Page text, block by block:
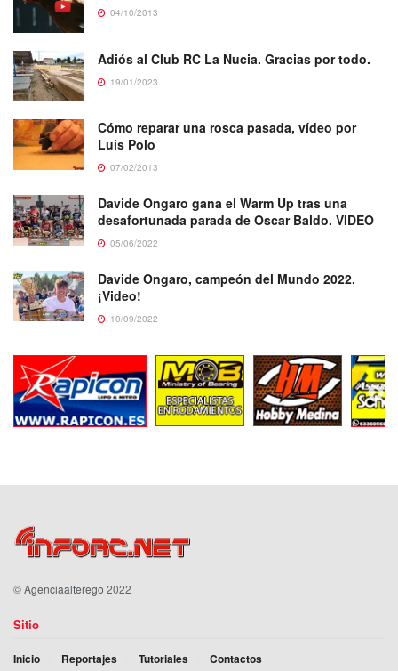
04/10/2013
Adiós al Club RC La Nucia. Gracias por todo.
19/01/2023
Cómo reparar una rosca pasada, vídeo por
Luis Polo
07/02/2013
Davide Ongaro gana el Warm Up tras una
desafortunada parada de Oscar Baldo. VIDEO
05/06/2022
Davide Ongaro, campeón del Mundo 2022.
¡Video!
10/09/2022
©Agenciaalterego 2022
Sitio
Inicio Reportajes Tutoriales Contactos